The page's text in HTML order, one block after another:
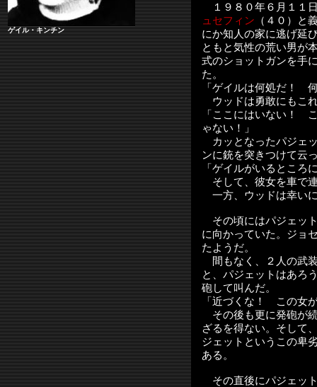
ゲイル・キンチン
１９８０年６月１１
ュセフィン （４０）と
にか知人の家に逃げ延
ともと気性の荒い男が
式のショットガンを手
た。
「ゲイルは何処だ！
ウッドは勇敢にもこ
「ここにはいない！
ゃない！」
カッとなったパジェ
ンに銃を突きつけて云
「ゲイルがいるところ
そして、彼女を車で
一方、ウッドは幸い
その頃にはパジェッ
に向かっていた。ジョ
たようだ。
間もなく、２人の武
と、パジェットはあろ
砲して叫んだ。
「近づくな！ この女
その後も更に発砲が
ざるを得ない。そして
ジェットというこの卑
ある。
その直後にパジェッ